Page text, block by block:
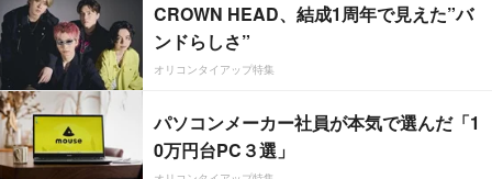
CROWN HEAD、結成1周年で見えた”バ
ンドらしさ”
オリコンタイアップ特集
パソコンメーカー社員が本気で選んだ「1
0万円台PC３選」